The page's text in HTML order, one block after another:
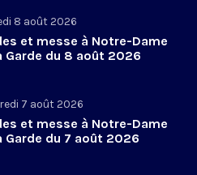
8 août 2026
et messe à Notre-Dame
Garde du 8 août 2026
7 août 2026
et messe à Notre-Dame
Garde du 7 août 2026